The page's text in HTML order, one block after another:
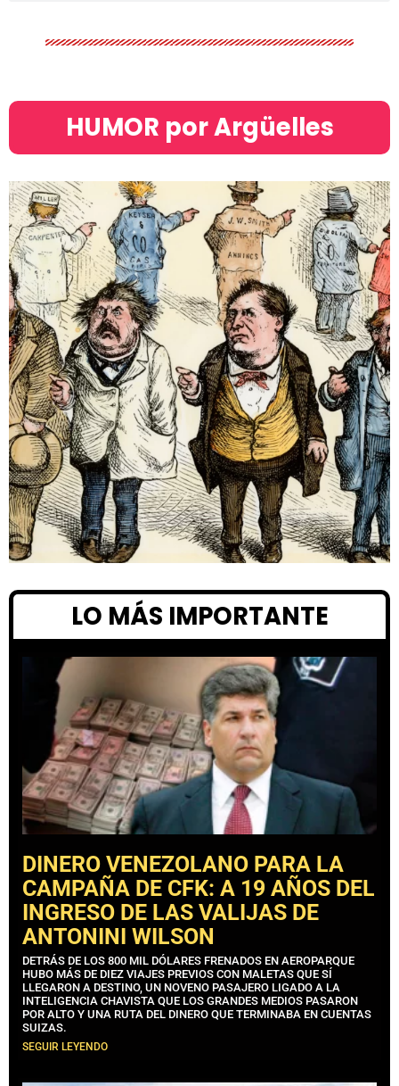
HUMOR por Argüelles​
LO MÁS IMPORTANTE
DINERO VENEZOLANO PARA LA
CAMPAÑA DE CFK: A 19 AÑOS DEL
INGRESO DE LAS VALIJAS DE
ANTONINI WILSON
DETRÁS DE LOS 800 MIL DÓLARES FRENADOS EN AEROPARQUE
HUBO MÁS DE DIEZ VIAJES PREVIOS CON MALETAS QUE SÍ
LLEGARON A DESTINO, UN NOVENO PASAJERO LIGADO A LA
INTELIGENCIA CHAVISTA QUE LOS GRANDES MEDIOS PASARON
POR ALTO Y UNA RUTA DEL DINERO QUE TERMINABA EN CUENTAS
SUIZAS.
SEGUIR LEYENDO